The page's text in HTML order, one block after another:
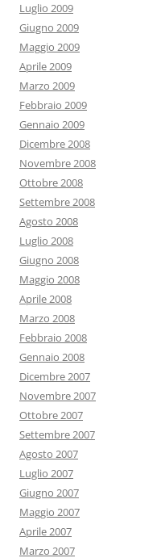
Luglio 2009
Giugno 2009
Maggio 2009
Aprile 2009
Marzo 2009
Febbraio 2009
Gennaio 2009
Dicembre 2008
Novembre 2008
Ottobre 2008
Settembre 2008
Agosto 2008
Luglio 2008
Giugno 2008
Maggio 2008
Aprile 2008
Marzo 2008
Febbraio 2008
Gennaio 2008
Dicembre 2007
Novembre 2007
Ottobre 2007
Settembre 2007
Agosto 2007
Luglio 2007
Giugno 2007
Maggio 2007
Aprile 2007
Marzo 2007